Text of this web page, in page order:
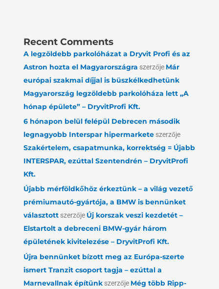
Recent Comments
A legzöldebb parkolóházat a Dryvit Profi és az
Astron hozta el Magyarországra szerzője Már
európai szakmai díjjal is büszkélkedhetünk
Magyarország legzöldebb parkolóháza lett „A
hónap épülete” – DryvitProfi Kft.
6 hónapon belül felépül Debrecen második
legnagyobb Interspar hipermarkete szerzője
Szakértelem, csapatmunka, korrektség = Újabb
INTERSPAR, ezúttal Szentendrén – DryvitProfi
Kft.
Újabb mérföldkőhöz érkeztünk – a világ vezető
prémiumautó-gyártója, a BMW is bennünket
választott szerzője Új korszak veszi kezdetét –
Elstartolt a debreceni BMW-gyár három
épületének kivitelezése – DryvitProfi Kft.
Újra bennünket bízott meg az Európa-szerte
ismert Tranzit csoport tagja – ezúttal a
Marnevallnak építünk szerzője Még több Ripp-